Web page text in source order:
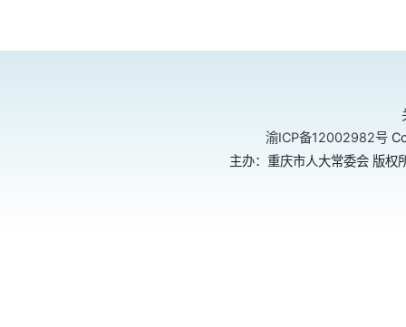
渝ICP备12002982号
主办：重庆市人大常委会 版